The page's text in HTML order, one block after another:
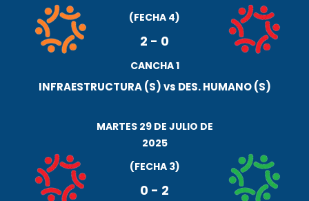
(FECHA 4)
2 - 0
CANCHA 1
INFRAESTRUCTURA (S) vs DES. HUMANO (S)
MARTES 29 DE JULIO DE
2025
(FECHA 3)
0 - 2